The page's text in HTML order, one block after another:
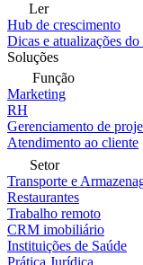
Ler
Hub de crescimento
Dicas e atualizações
Soluções
Função
Marketing
RH
Gerenciamento de
Atendimento ao cliente
Setor
Transporte e
Restaurantes
Trabalho remoto
CRM imobiliário
Instituições de Saúde
Prática Jurídica